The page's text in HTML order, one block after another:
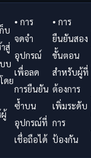
บ
สู่
บ
ดย
• การ
จดจำ
อุปกรณ์
เพื่อลด
การยืนยัน
ซ้ำบน
อุปกรณ์ที่
เชื่อถือได้
• การ
ยืนยันสอง
ขั้นตอน
สำหรับผู้ที่
ต้องการ
เพิ่มระดับ
การ
ป้องกัน